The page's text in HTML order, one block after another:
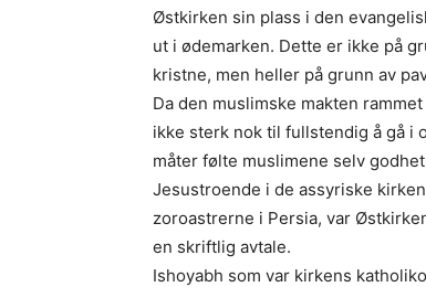
Østkirken sin plass i den
ut i ødemarken. Dette er ikke på
kristne, men heller på grunn av
Da den muslimske makten
ikke sterk nok til fullstendig å gå i
måter følte muslimene selv
Jesustroende i de assyriske
zoroastrerne i Persia, var
en skriftlig avtale.
Ishoyabh som var kirkens